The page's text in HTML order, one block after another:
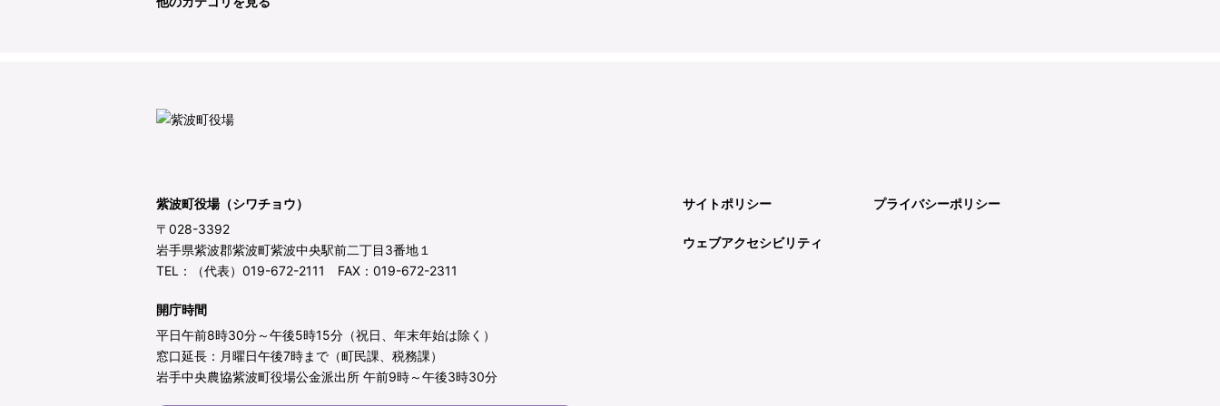
紫波町役場（シワチョウ）
〒028-3392
岩手県紫波郡紫波町紫波中央駅前二丁目3番地１
TEL：（代表）019-672-2111 FAX：019-672-2311
開庁時間
平日午前8時30分～午後5時15分（祝日、年末年始は除く）
窓口延長：月曜日午後7時まで（町民課、税務課）
岩手中央農協紫波町役場公金派出所 午前9時～午後3時30分
サイトポリシー プライバシーポリシー
ウェブアクセシビリティ